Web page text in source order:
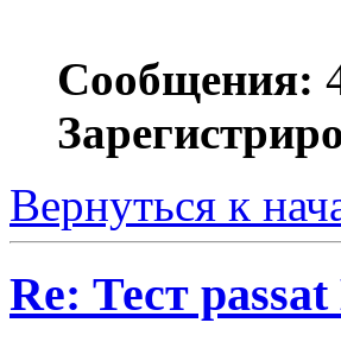
Сообщения:
Вернуться к
Re: Тест